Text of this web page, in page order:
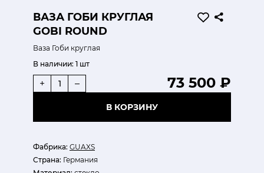
ВАЗА ГОБИ КРУГЛАЯ
GOBI ROUND
Ваза Гоби круглая
Фабрика: GUAXS
Страна: Германия
В наличии: 1 шт
73 500 ₽
+ –
В КОРЗИНУ